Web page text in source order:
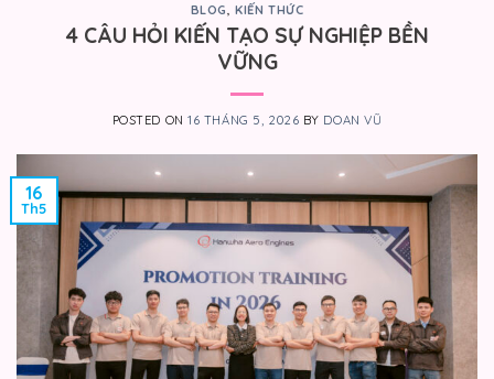
BLOG ,KIẾN THỨC
4 CÂU HỎI KIẾN TẠO SỰ NGHIỆP BỀN
VỮNG
POSTED ON16 THÁNG 5, 2026 BY DOAN VŨ
16
Th5